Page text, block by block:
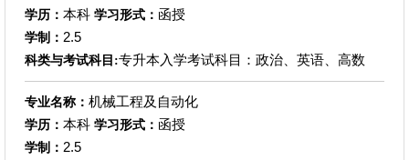
学历： 本科 学习形式： 函授
学制： 2.5
科类与考试科目:专升本入学考试科目：政治、英语、高数
专业名称： 机械工程及自动化
学历： 本科 学习形式： 函授
学制： 2.5